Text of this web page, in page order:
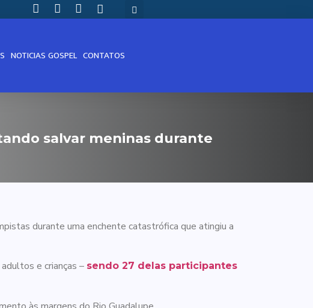
NOTICIAS GOSPEL CONTATOS
salvar meninas durante
durante uma enchente catastrófica que atingiu a
e crianças – sendo 27 delas participantes